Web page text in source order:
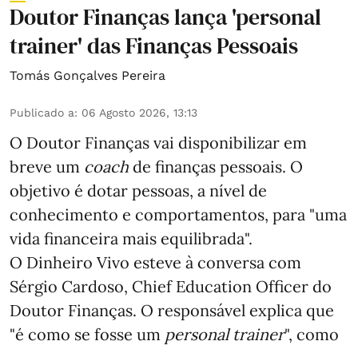
Doutor Finanças lança 'personal
trainer' das Finanças Pessoais
Tomás Gonçalves Pereira
Publicado a: 06 Agosto 2026, 13:13
O Doutor Finanças vai disponibilizar em
breve um coach de finanças pessoais. O
objetivo é dotar pessoas, a nível de
conhecimento e comportamentos, para "uma
vida financeira mais equilibrada".
O Dinheiro Vivo esteve à conversa com
Sérgio Cardoso, Chief Education Officer do
Doutor Finanças. O responsável explica que
"é como se fosse um personal trainer", como